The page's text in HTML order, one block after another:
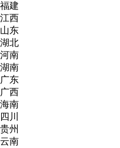
福建
江西
山东
湖北
河南
湖南
广东
广西
海南
四川
贵州
云南